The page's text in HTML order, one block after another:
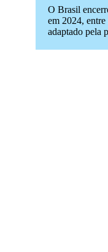
O Brasil
em 2024,
adaptado pela